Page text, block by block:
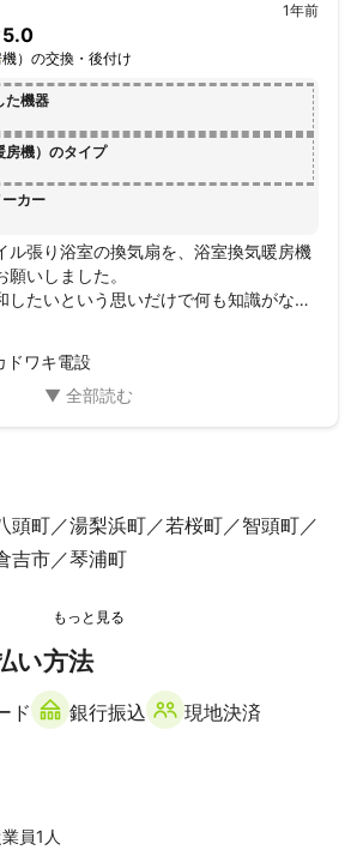
5.0
）の交換・後付け
1年前
た機器
房機）のタイプ
カー
ル張り浴室の換気扇を、浴室換気暖房機
いしました。
したいという思いだけで何も知識がなか
とりで下見、工事に立ち会う形でした
の話題でお話頂きながら対応して頂いた
ざいました。
ドワキ電設
頭町 湯梨浜町 若桜町
智頭町
吉市 琴浦町
養父市
い方法
ド 銀行振込
現地決済
員1 人